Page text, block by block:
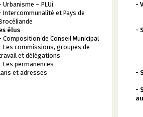
Urbanisme – PLUi
Intercommunalité et Pays de
élus
Composition de Conseil Municipal
Les commissions, groupes de
et délégations
Les permanences
et adresses
-
-
-
-